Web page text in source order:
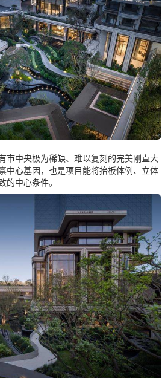
市中央极为稀缺、难以复刻的完美刚直大
中心基因，也是项目能将抬板体例、立体
中心条件。